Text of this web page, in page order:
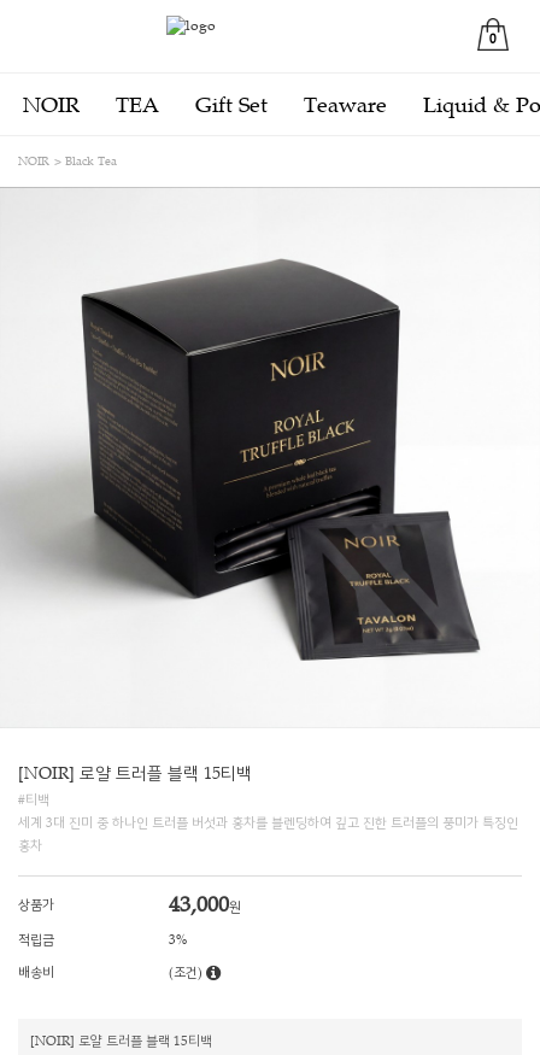
0
NOIR TEA Gift Set Teaware Liquid &
NOIR Black Tea
[NOIR] 로얄 트러플 블랙 15티백
#티백
세계 3대 진미 중 하나인 트러플 버섯과 홍차를 블렌딩하여 깊고 진한 트러플의 풍미가 특징인
홍차
상품가 43,000원
적립금 3%
배송비 (조건)
[NOIR] 로얄 트러플 블랙 15티백